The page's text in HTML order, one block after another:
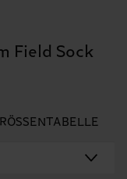
Field Sock